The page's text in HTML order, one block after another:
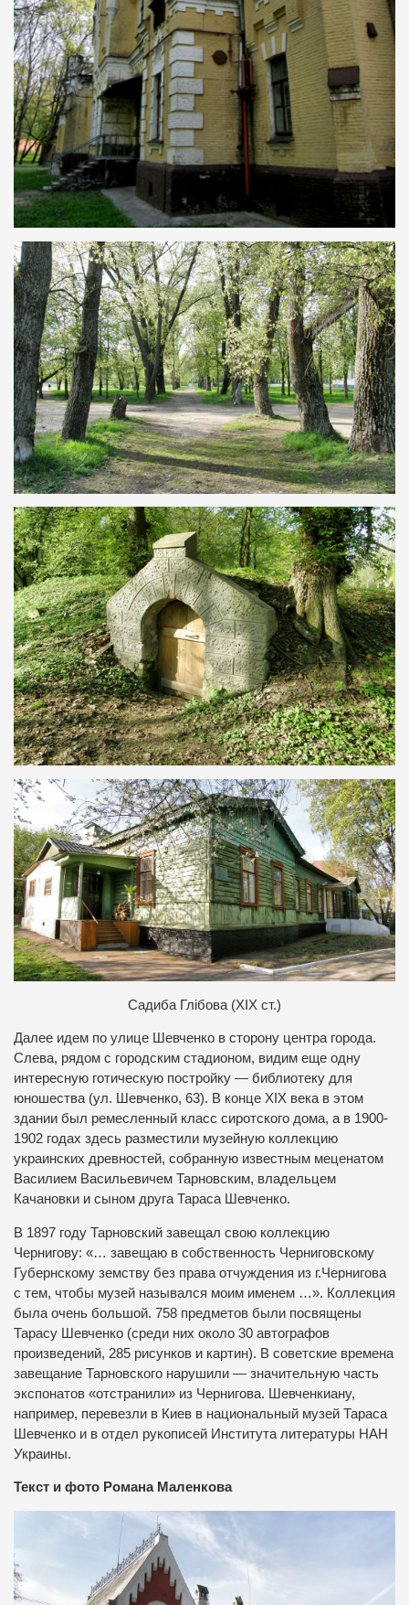
Садиба Глібова (ХІХ ст.)
Далее идем по улице Шевченко в сторону центра города.
Слева, рядом с городским стадионом, видим еще одну
интересную готическую постройку — библиотеку для
юношества (ул. Шевченко, 63). В конце XIX века в этом
здании был ремесленный класс сиротского дома, а в 1900-
1902 годах здесь разместили музейную коллекцию
украинских древностей, собранную известным меценатом
Василием Васильевичем Тарновским, владельцем
Качановки и сыном друга Тараса Шевченко.
В 1897 году Тарновский завещал свою коллекцию
Чернигову: «… завещаю в собственность Черниговскому
Губернскому земству без права отчуждения из г.Чернигова
с тем, чтобы музей назывался моим именем …». Коллекция
была очень большой. 758 предметов были посвящены
Тарасу Шевченко (среди них около 30 автографов
произведений, 285 рисунков и картин). В советские времена
завещание Тарновского нарушили — значительную часть
экспонатов «отстранили» из Чернигова. Шевченкиану,
например, перевезли в Киев в национальный музей Тараса
Шевченко и в отдел рукописей Института литературы НАН
Украины.
Текст и фото Романа Маленкова